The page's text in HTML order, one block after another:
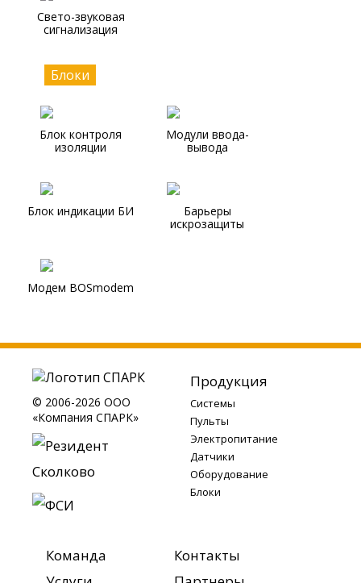
Свето-звуковая
сигнализация
Блоки
Блок контроля
изоляции
Модули ввода-
вывода
Блок индикации БИ
Барьеры
искрозащиты
Модем BOSmodem
© 2006-2026 ООО
«Компания СПАРК»
Продукция
Системы
Пульты
Электропитание
Датчики
Оборудование
Блоки
Команда
Контакты